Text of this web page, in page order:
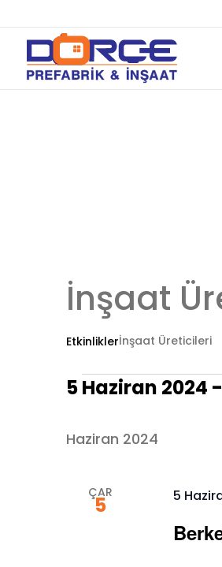
content
İnşaat
Etkinliklerİnşaat Üreticileri
Etkinlikler
5 Haziran 2024 -
seç.
Haziran 2024
ÇAR
5 5